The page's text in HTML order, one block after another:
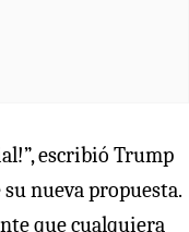
escribió Trump
nueva propuesta.
que cualquiera